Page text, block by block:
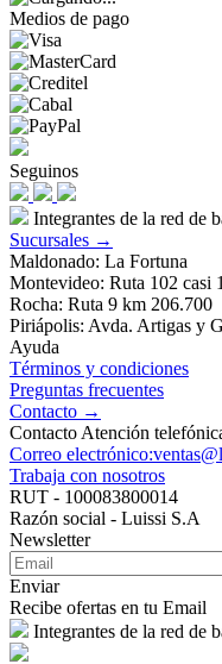
Medios de pago
Seguinos
Integrantes de la red de
Sucursales →
Maldonado: La Fortuna
Montevideo: Ruta 102 casi
Rocha: Ruta 9 km 206.700
Piriápolis: Avda. Artigas y
Ayuda
Términos y condiciones
Preguntas frecuentes
Contacto →
Contacto Atención
Correo
Trabaja con nosotros
RUT - 100083800014
Razón social - Luissi S.A
Newsletter
Enviar
Recibe ofertas en tu Email
Integrantes de la red de